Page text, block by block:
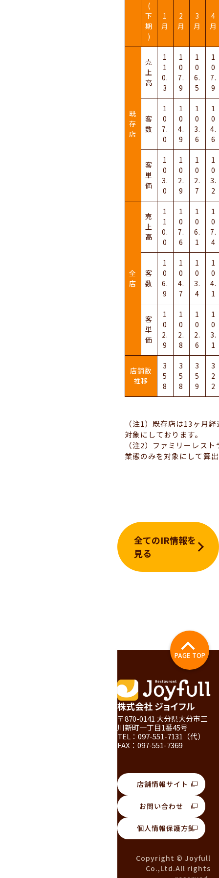
(
下
期
)
1
月
2
月
3
月
4
月
既
存
店
売
上
高
1
1
0.
3
1
0
7.
9
1
0
6.
5
1
0
7.
9
客
数
1
0
7.
0
1
0
4.
9
1
0
3.
6
1
0
4.
6
客
単
価
1
0
3.
0
1
0
2.
9
1
0
2.
7
1
0
3.
2
全
店
売
上
高
1
1
0.
0
1
0
7.
6
1
0
6.
1
1
0
7.
4
客
数
1
0
6.
9
1
0
4.
7
1
0
3.
4
1
0
4.
1
客
単
価
1
0
2.
9
1
0
2.
8
1
0
2.
6
1
0
3.
1
店舗数
推移
3
5
8
3
5
8
3
5
9
3
2
2
（注1）既存店は13ヶ月
対象にしております。
（注2）ファミリーレス
業態のみを対象にして算
全てのIR情報を
見る
PAGE TOP
株式会社 ジョイフル
〒870-0141 大分県大分市三
川新町一丁目1番45号
TEL：097-551-7131（代）
FAX：097-551-7369
店舗情報サイト
お問い合わせ
個人情報保護方針
Copyright © Joyfull
Co.,Ltd.All rights